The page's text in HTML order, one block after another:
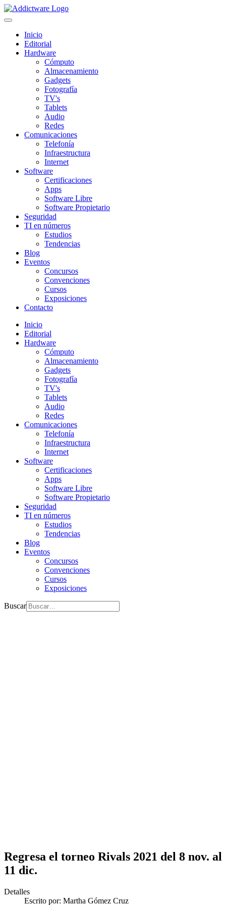
Inicio
Editorial
Hardware
Cómputo
Almacenamiento
Gadgets
Fotografía
TV's
Tablets
Audio
Redes
Comunicaciones
Telefonía
Infraestructura
Internet
Software
Certificaciones
Apps
Software Libre
Software Propietario
Seguridad
TI en números
Estudios
Tendencias
Blog
Eventos
Concursos
Convenciones
Cursos
Exposiciones
Contacto
Inicio
Editorial
Hardware
Cómputo
Almacenamiento
Gadgets
Fotografía
TV's
Tablets
Audio
Redes
Comunicaciones
Telefonía
Infraestructura
Internet
Software
Certificaciones
Apps
Software Libre
Software Propietario
Seguridad
TI en números
Estudios
Tendencias
Blog
Eventos
Concursos
Convenciones
Cursos
Exposiciones
Buscar
Regresa el torneo Rivals 2021 del 8 nov. al
11 dic.
Detalles
Escrito por: Martha Gómez Cruz